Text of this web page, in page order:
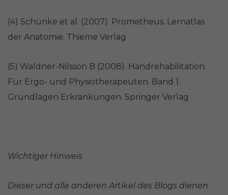
(4) Schünke et al. (2007). Prometheus. Lernatlas
der Anatomie. Thieme Verlag
(5) Waldner-Nilsson B (2008). Handrehabilitation.
Für Ergo- und Physiotherapeuten. Band 1.
Grundlagen Erkrankungen. Springer Verlag
Wichtiger Hinweis
Dieser und alle anderen Artikel des Blogs dienen